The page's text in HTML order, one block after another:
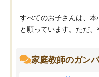
すべてのお子さんは、本
と願っています。ただ、
家庭教師のガン